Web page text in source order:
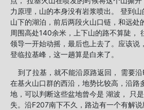
力原理，山的本身没有岩浆喷出。 登到山
山下的湖泊，前后两段火山口链，和远处
周围高处140余米，上下山的路不算陡，
领导一开始动摇，最后也上去了。应该说
登临拉基峰，这一趟算是白来了。
到了拉基，就不能沿原路返回， 需要
在基火山口群的西沿，地势比较高，沿路
地，可以判断这些盆地曾今是 湖波， 只
失。沿F207南下不久，路边有一个有解